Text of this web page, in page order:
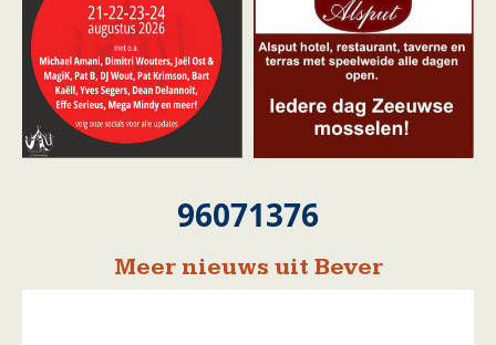
96071376
Meer nieuws uit Bever